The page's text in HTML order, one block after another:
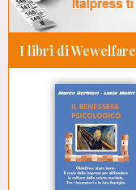
I libri di Wewelfare